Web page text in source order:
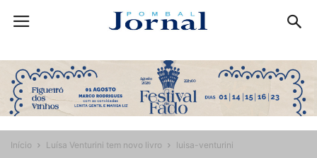
Início Luísa Venturini tem novo livro luisa-venturini